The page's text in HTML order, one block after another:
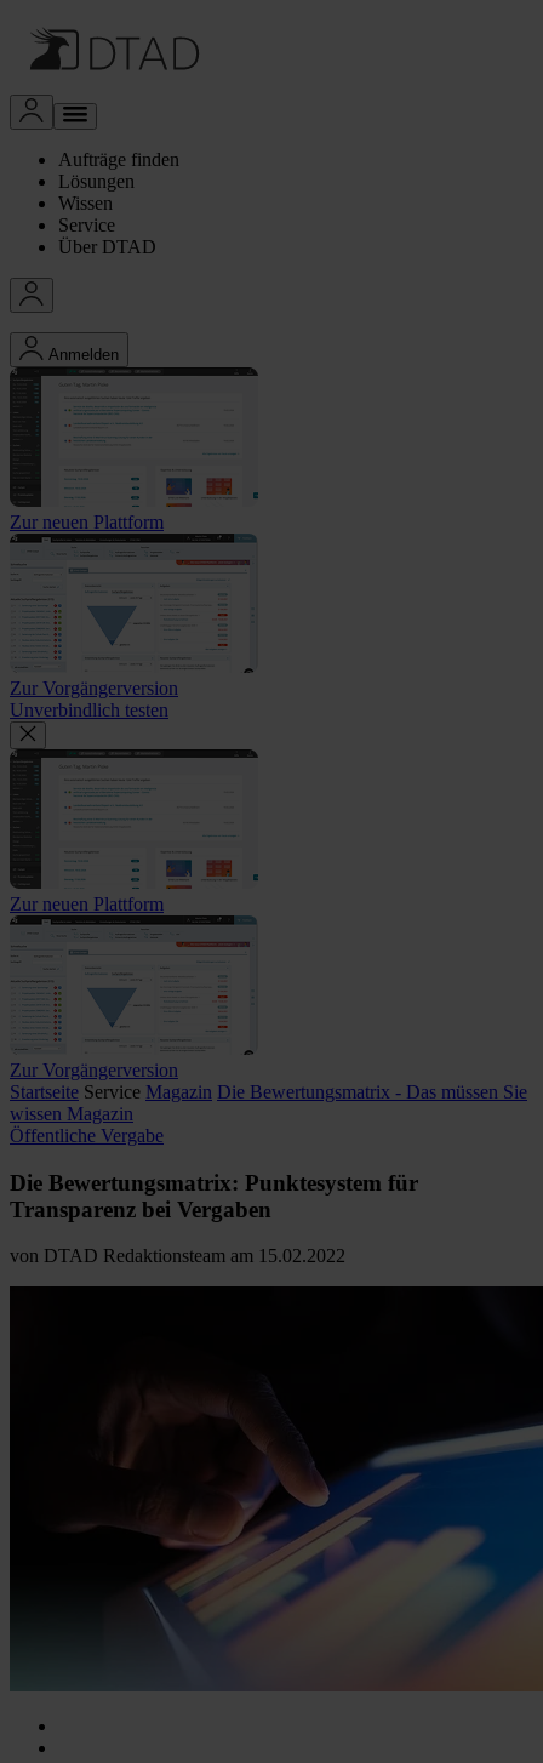
Aufträge finden
Lösungen
Wissen
Service
Über DTAD
Anmelden
Zur neuen Plattform
Zur Vorgängerversion
Unverbindlich testen
Zur neuen Plattform
Zur Vorgängerversion
Startseite Service Magazin Die Bewertungsmatrix - Das müssen Sie
wissen Magazin
Öffentliche Vergabe
Die Bewertungsmatrix: Punktesystem für
Transparenz bei Vergaben
von DTAD Redaktionsteam am 15.02.2022